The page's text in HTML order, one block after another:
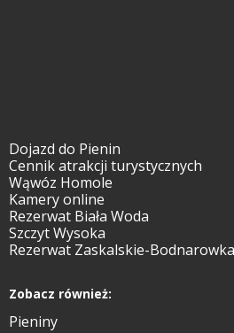
Dojazd do Pienin
Cennik atrakcji turystycznych
Wąwóz Homole
Kamery online
Rezerwat Biała Woda
Szczyt Wysoka
Rezerwat Zaskalskie-Bodnarowka
Zobacz również:
Pieniny